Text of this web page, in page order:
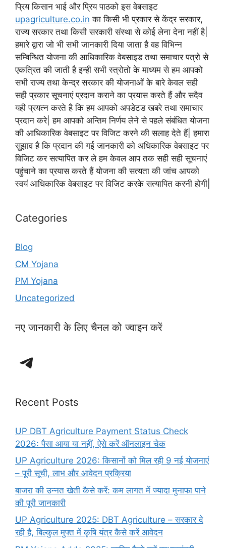
प्रिय किसान भाई और प्रिय पाठको इस वेबसाइट
upagriculture.co.in का किसी भी प्रकार से केंद्र सरकार,
राज्य सरकार तथा किसी सरकारी संस्था से कोई लेना देना नहीं है|
हमारे द्वारा जो भी सभी जानकारी दिया जाता है वह विभिन्न
सम्बिन्धित योजना की आधिकारिक वेबसाइड तथा समाचार पत्रो से
एकत्रित की जाती है इन्ही सभी स्त्रोतो के माध्यम से हम आपको
सभी राज्य तथा केन्द्र सरकार की योजनाओं के बारे केवल सही
सही प्रकार सूचनाएं प्रदान कराने का प्रयास करते हैं और सदैव
यही प्रयत्न करते है कि हम आपको अपडेटड खबरे तथा समाचार
प्रदान करे| हम आपको अन्तिम निर्णय लेने से पहले संबंधित योजना
की आधिकारिक वेबसाइट पर विजिट करने की सलाह देते हैं| हमारा
सुझाव है कि प्रदान की गई जानकारी को अधिकारिक वेबसाइट पर
विजिट कर सत्यापित कर ले हम केवल आप तक सही सही सूचनाएं
पहुंचाने का प्रयास करते हैं योजना की सत्यता की जांच आपको
स्वयं आधिकारिक वेबसाइट पर विजिट करके सत्यापित करनी होगी|
Categories
Blog
CM Yojana
PM Yojana
Uncategorized
नए जानकारी के लिए चैनल को ज्वाइन करें
Telegram
Recent Posts
UP DBT Agriculture Payment Status Check
2026: पैसा आया या नहीं, ऐसे करें ऑनलाइन चेक
UP Agriculture 2026: किसानों को मिल रही 9 नई योजनाएं
– पूरी सूची, लाभ और आवेदन प्रक्रिया
बाजरा की उन्नत खेती कैसे करें: कम लागत में ज्यादा मुनाफा पाने
की पूरी जानकारी
UP Agriculture 2025: DBT Agriculture – सरकार दे
रही है, बिल्कुल मुफ्त में कृषि यंत्र कैसे करें आवेदन